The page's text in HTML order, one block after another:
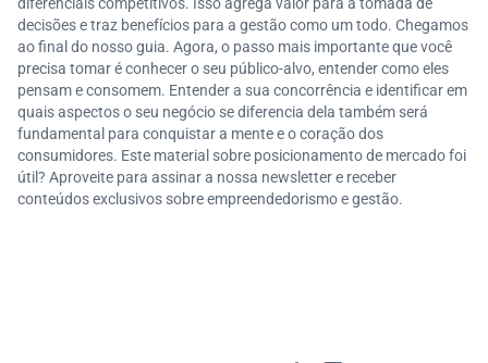
decisões e traz benefícios para a gestão como um todo. Chegamos
ao final do nosso guia. Agora, o passo mais importante que você
precisa tomar é conhecer o seu público-alvo, entender como eles
pensam e consomem. Entender a sua concorrência e identificar em
quais aspectos o seu negócio se diferencia dela também será
fundamental para conquistar a mente e o coração dos
consumidores. Este material sobre posicionamento de mercado foi
útil? Aproveite para assinar a nossa newsletter e receber
conteúdos exclusivos sobre empreendedorismo e gestão.